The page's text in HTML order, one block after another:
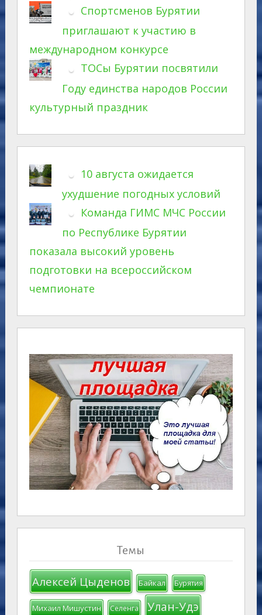
Спортсменов Бурятии
приглашают к участию в
международном конкурсе
ТОСы Бурятии посвятили
Году единства народов России
культурный праздник
10 августа ожидается
ухудшение погодных условий
Команда ГИМС МЧС России
по Республике Бурятии
показала высокий уровень
подготовки на всероссийском
чемпионате
Темы
Алексей Цыденов Байкал Бурятия
Михаил Мишустин Селенга Улан-Удэ